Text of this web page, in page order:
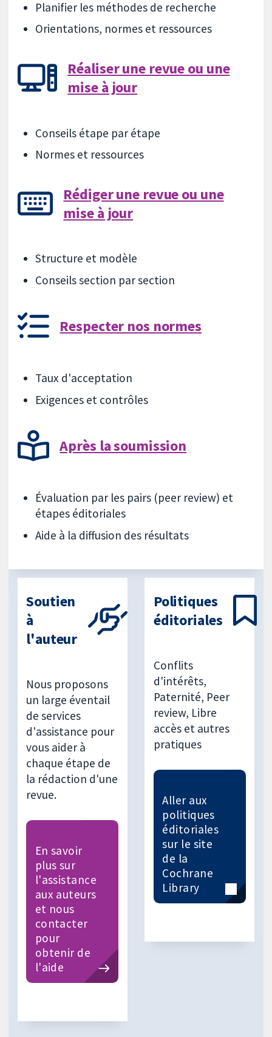
Planifier les méthodes de recherche
Orientations, normes et ressources
Réaliser une revue ou une
mise à jour
Conseils étape par étape
Normes et ressources
Rédiger une revue ou une
mise à jour
Structure et modèle
Conseils section par section
Respecter nos normes
Taux d'acceptation
Exigences et contrôles
Après la soumission
Évaluation par les pairs (peer review) et
étapes éditoriales
Aide à la diffusion des résultats
Soutien
à
l'auteur
Nous proposons
un large éventail
de services
d'assistance pour
vous aider à
chaque étape de
la rédaction d'une
revue.
En savoir
plus sur
l'assistance
aux auteurs
et nous
contacter
pour
obtenir de
l'aide
Politiques
éditoriales
Conflits
d'intérêts,
Paternité, Peer
review, Libre
accès et autres
pratiques
Aller aux
politiques
éditoriales
sur le site
de la
Cochrane
Library